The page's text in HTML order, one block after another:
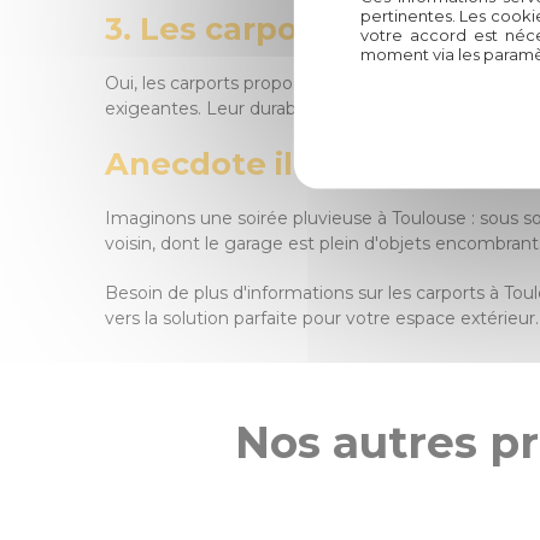
3. Les carports sont-ils
Oui, les carports proposés par Circelli Habitat sont
exigeantes. Leur durabilité et leur résistance en
Anecdote illustrative :
Imaginons une soirée pluvieuse à Toulouse :
voisin, dont le garage est plein d'objets
Besoin de plus d'informations sur les carports à
vers la solution parfaite pour votre espace extérieur.
Nos autres
pertinentes. Les
votre accord est
moment via les